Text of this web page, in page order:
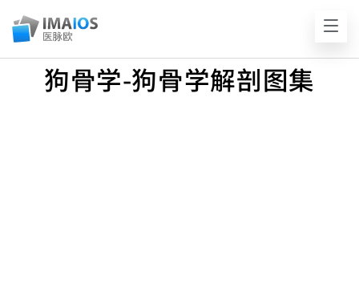
狗骨学-狗骨学解剖图集